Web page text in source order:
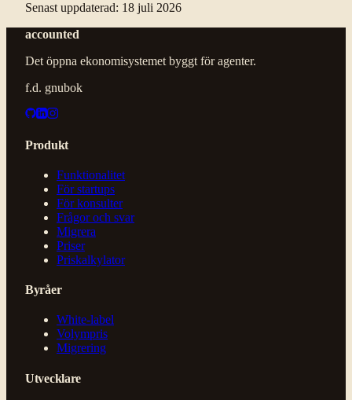
Senast uppdaterad: 18 juli 2026
accounted
Det öppna ekonomisystemet byggt för agenter.
f.d. gnubok
Produkt
Funktionalitet
För startups
För konsulter
Frågor och svar
Migrera
Priser
Priskalkylator
Byråer
White-label
Volympris
Migrering
Utvecklare